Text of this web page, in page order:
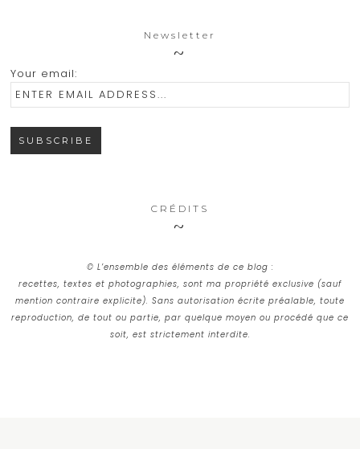
Newsletter
Your email:
CRÉDITS
© L’ensemble des éléments de ce blog :
recettes, textes et photographies, sont ma propriété exclusive (sauf
mention contraire explicite). Sans autorisation écrite préalable, toute
reproduction, de tout ou partie, par quelque moyen ou procédé que ce
soit, est strictement interdite.